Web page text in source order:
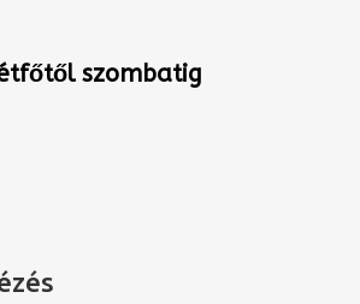
szombatig